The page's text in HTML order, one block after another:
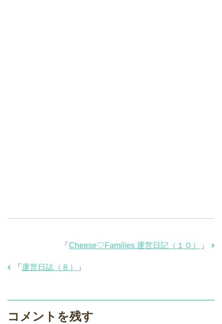
「 Cheese♡Families 運営日記（１０） 」
「 運営日誌（８） 」
コメントを残す